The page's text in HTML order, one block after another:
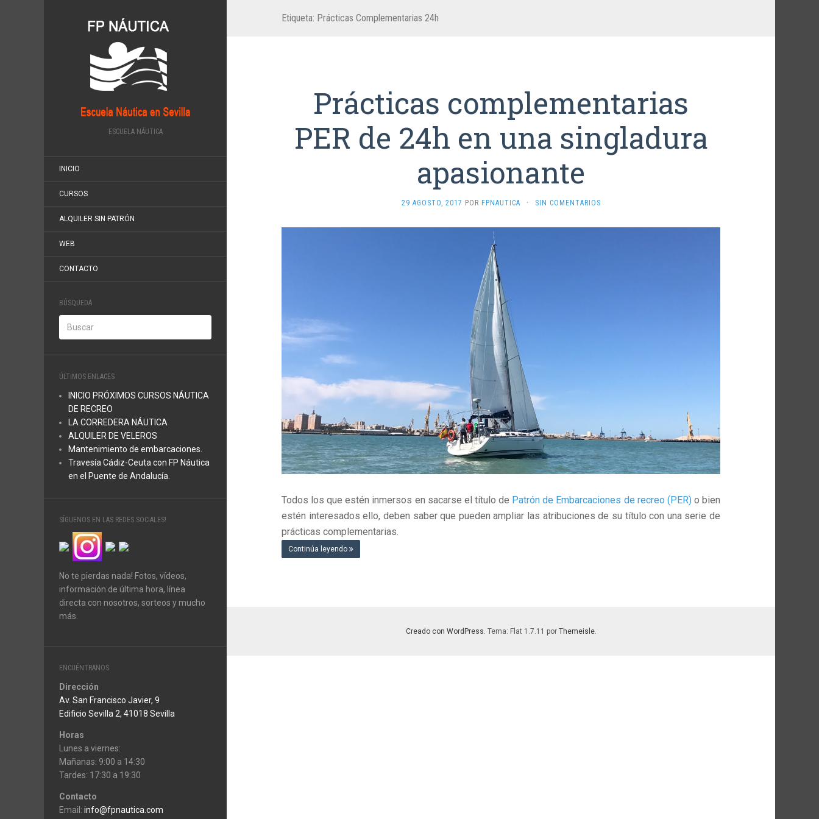
ESCUELA NÁUTICA
INICIO
CURSOS
ALQUILER SIN PATRÓN
WEB
CONTACTO
BÚSQUEDA
ÚLTIMOS ENLACES
INICIO PRÓXIMOS CURSOS NÁUTICA
DE RECREO
LA CORREDERA NÁUTICA
ALQUILER DE VELEROS
Mantenimiento de embarcaciones.
Travesía Cádiz-Ceuta con FP Náutica
en el Puente de Andalucía.
SÍGUENOS EN LAS REDES SOCIALES!
No te pierdas nada! Fotos, vídeos,
información de última hora, línea
directa con nosotros, sorteos y mucho
más.
ENCUÉNTRANOS
Dirección
Av. San Francisco Javier, 9
Edificio Sevilla 2, 41018 Sevilla
Horas
Lunes a viernes:
Mañanas: 9:00 a 14:30
Tardes: 17:30 a 19:30
Contacto
Email: info@fpnautica.com
Etiqueta: Prácticas Complementarias 24h
Prácticas complementarias
PER de 24h en una singladura
apasionante
29 AGOSTO, 2017 POR FPNAUTICA · SIN COMENTARIOS
Todos los que estén inmersos en sacarse el título de Patrón de Embarcaciones de recreo (PER)o bien
estén interesados ello, deben saber que pueden ampliar las atribuciones de su título con una serie de
prácticas complementarias.
Continúa leyendo
Creado con WordPress. Tema: Flat 1.7.11 por Themeisle.